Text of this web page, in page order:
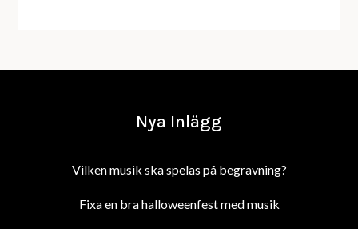
Nya Inlägg
Vilken musik ska spelas på begravning?
Fixa en bra halloweenfest med musik